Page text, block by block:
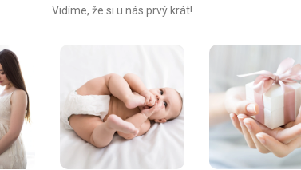
17.75
Veľkosť: 50,62
Ďalšie farby: 1
Vidíme, že si u nás prvý krát!